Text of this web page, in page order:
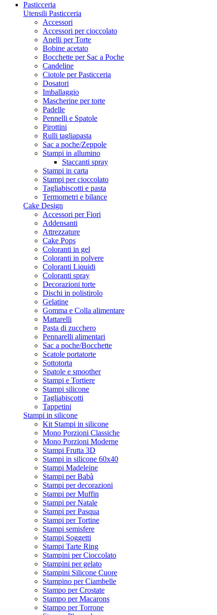
Pasticceria
Utensili Pasticceria
Accessori
Accessori per cioccolato
Anelli per Torte
Bobine acetato
Bocchette per Sac a Poche
Candeline
Ciotole per Pasticceria
Dosatori
Imballaggio
Mascherine per torte
Padelle
Pennelli e Spatole
Pirottini
Rulli tagliapasta
Sac a poche/Zeppole
Stampi in allumino
Staccanti spray
Stampi in carta
Stampi per cioccolato
Tagliabiscotti e pasta
Termometri e bilance
Cake Design
Accessori per Fiori
Addensanti
Attrezzature
Cake Pops
Coloranti in gel
Coloranti in polvere
Coloranti Liquidi
Coloranti spray
Decorazioni torte
Dischi in polistirolo
Gelatine
Gomma e Colla alimentare
Mattarelli
Pasta di zucchero
Pennarelli alimentari
Sac a poche/Bocchette
Scatole portatorte
Sottotorta
Spatole e smoother
Stampi e Tortiere
Stampi silicone
Tagliabiscotti
Tappetini
Stampi in silicone
Kit Stampi in silicone
Mono Porzioni Classiche
Mono Porzioni Moderne
Stampi Frutta 3D
Stampi in silicone 60x40
Stampi Madeleine
Stampi per Babà
Stampi per decorazioni
Stampi per Muffin
Stampi per Natale
Stampi per Pasqua
Stampi per Tortine
Stampi semisfere
Stampi Soggetti
Stampi Tarte Ring
Stampini per Cioccolato
Stampini per gelato
Stampini Silicone Cuore
Stampino per Ciambelle
Stampo per Crostate
Stampo per Macarons
Stampo per Torrone